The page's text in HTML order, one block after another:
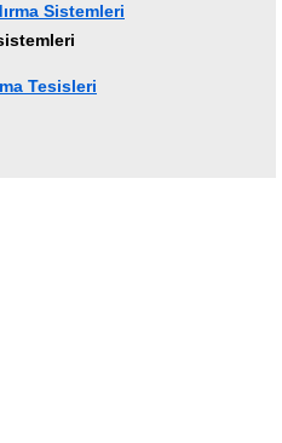
Sistemleri
Tesisleri